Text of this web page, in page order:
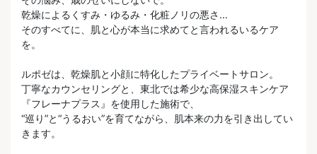
乾燥によるくすみ・ゆるみ・化粧ノリの悪さ…
そのすべてに、肌と心が本当に求めてと言われるいるケア
を。
ルポゼは、乾燥肌と小顔に特化したプライベートサロン。
丁寧なカウンセリングと、東北では希少な高保湿スキンケア
『フレーナプラス』を使用した施術で、
“巡り”と“うるおい”を育てながら、肌本来の力を引き出してい
きます。